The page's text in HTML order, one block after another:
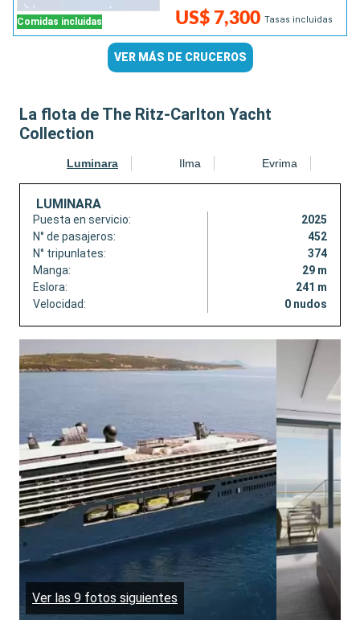
Comidas incluidas US$ 7,300 Tasas incluidas
VER MÁS DE CRUCEROS
La flota de The Ritz-Carlton Yacht
Collection
Luminara Ilma Evrima
LUMINARA
Puesta en servicio:
2025
N° de pasajeros:
452
N° tripunlates:
374
Manga:
29 m
Eslora:
241 m
Velocidad:
0 nudos
Ver las 9 fotos siguientes